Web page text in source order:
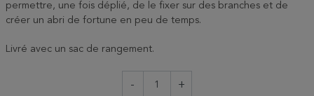
permettre, une fois déplié, de le fixer sur des branches et de
créer un abri de fortune en peu de temps.
Livré avec un sac de rangement.
- +